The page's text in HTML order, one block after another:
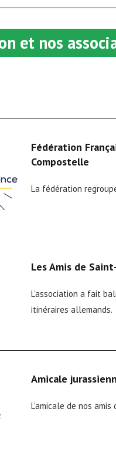
et nos
Fédération
Compostelle
La fédération
Les Amis de
L’association a fait
itinéraires allemands.
Amicale
L'amicale de nos amis